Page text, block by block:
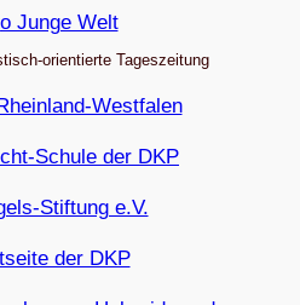
orientierte Tageszeitung
Westfalen
Schule der DKP
Stiftung e.V.
der DKP